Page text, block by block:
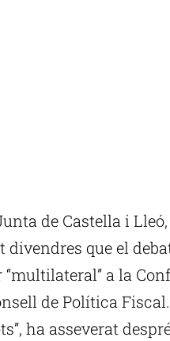
de Castella i
que el
a la
de Política Fiscal.
ha asseverat